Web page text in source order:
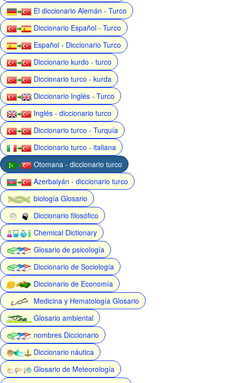
El diccionario Alemán - Turco
Diccionario Español - Turco
Español - Diccionario Turco
Diccionario kurdo - turco
Diccionario turco - kurda
Diccionario Inglés - Turco
Inglés - diccionario turco
Diccionario turco - Turquía
Diccionario turco - italiana
Otomana - diccionario turco
Azerbaiyán - diccionario turco
biología Glosario
Diccionario filosófico
Chemical Dictionary
Glosario de psicología
Diccionario de Sociología
Diccionario de Economía
Medicina y Hematología Glosario
Glosario ambiental
nombres Diccionario
Diccionario náutica
Glosario de Meteorología